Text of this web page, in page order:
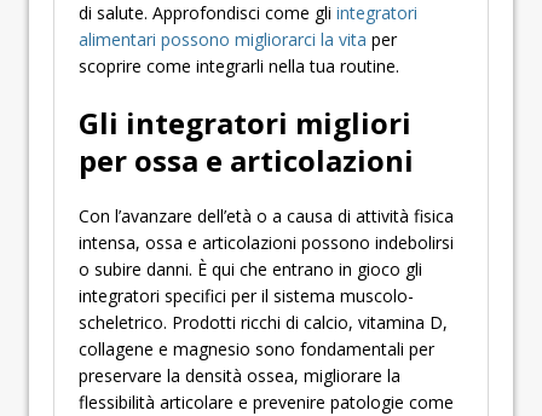
di salute. Approfondisci come gli integratori
alimentari possono migliorarci la vita per
scoprire come integrarli nella tua routine.
Gli integratori migliori
per ossa e articolazioni
Con l’avanzare dell’età o a causa di attività fisica
intensa, ossa e articolazioni possono indebolirsi
o subire danni. È qui che entrano in gioco gli
integratori specifici per il sistema muscolo-
scheletrico. Prodotti ricchi di calcio, vitamina D,
collagene e magnesio sono fondamentali per
preservare la densità ossea, migliorare la
flessibilità articolare e prevenire patologie come